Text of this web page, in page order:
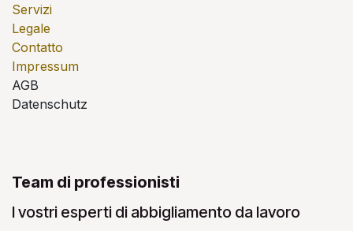
Servizi
Legale
Contatto
Impressum
AGB
Datenschutz
Team di professionisti
I vostri esperti di abbigliamento da lavoro